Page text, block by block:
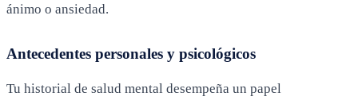
ánimo o ansiedad.
Antecedentes personales y psicológicos
Tu historial de salud mental desempeña un papel